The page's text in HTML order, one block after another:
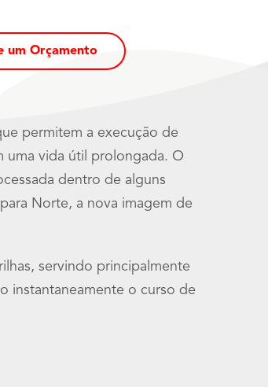
um Orçamento
permitem a execução de
uma vida útil prolongada. O
dentro de alguns
Norte, a nova imagem de
servindo principalmente
instantaneamente o curso de